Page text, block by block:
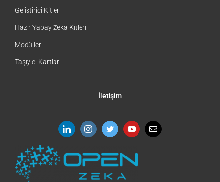
Geliştirici Kitler
Hazır Yapay Zeka Kitleri
Modüller
Taşıyıcı Kartlar
İletişim